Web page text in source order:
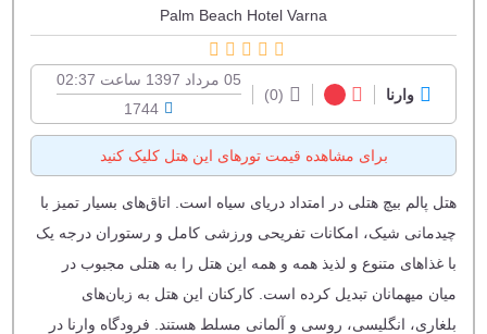
Palm Beach Hotel Varna
وارنا (0)
05 مرداد 1397 ساعت 02:37
1744
برای مشاهده قیمت تورهای این هتل کلیک کنید
هتل پالم بیچ هتلی در امتداد دریای سیاه است. اتاق‌های بسیار تمیز با
چیدمانی شیک، امکانات تفریحی ورزشی کامل و رستوران‌ درجه یک
با غذا‌های متنوع و لذیذ همه و همه این هتل را به هتلی مجبوب در
میان میهمانان تبدیل کرده است. کارکنان این هتل به زبان‌های
بلغاری، انگلیسی، روسی و آلمانی مسلط هستند. فرودگاه وارنا در